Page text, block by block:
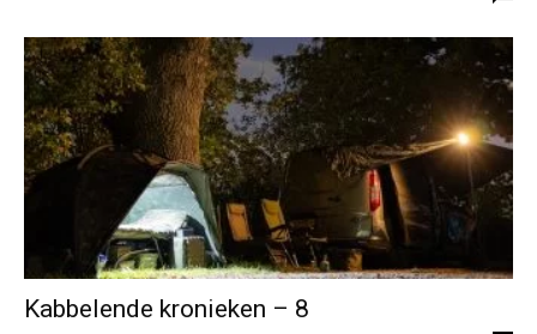
Kabbelende kronieken – 8